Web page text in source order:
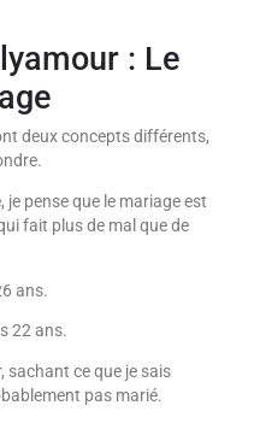
: Le
deux concepts différents,
pense que le mariage est
fait plus de mal que de
ans.
22 ans.
sachant ce que je sais
pas marié.